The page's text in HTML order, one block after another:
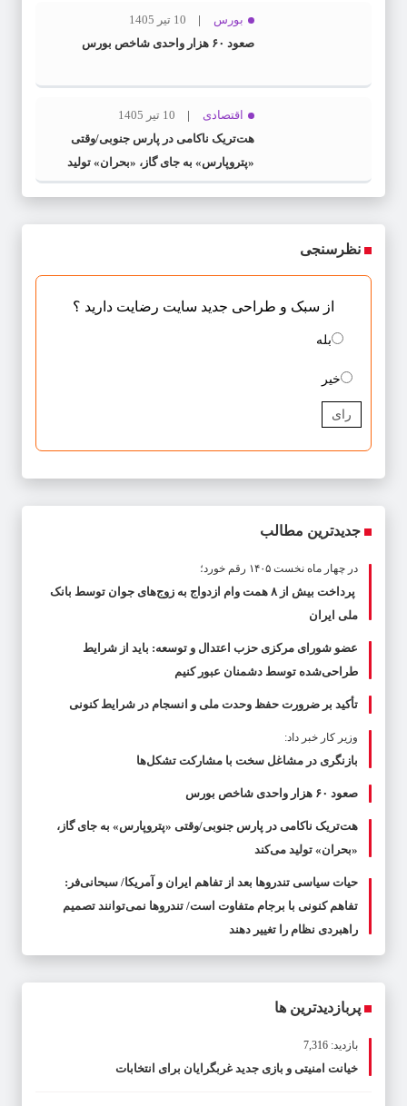
بورس
10 تیر 1405
صعود ۶۰ هزار واحدی شاخص بورس
اقتصادی
10 تیر 1405
هت‌تریک ناکامی در پارس جنوبی/وقتی
«پتروپارس» به جای گاز، «بحران» تولید
می‌کند
نظرسنجی
از سبک و طراحی جدید سایت رضایت دارید ؟
بله
خیر
رای
جدیدترین مطالب
در چهار ماه نخست ۱۴۰۵ رقم خورد؛
پرداخت بیش از ۸ همت وام ازدواج به زوج‌های جوان توسط بانک
ملی ایران
عضو شورای مرکزی حزب اعتدال و توسعه: باید از شرایط
طراحی‌شده توسط دشمنان عبور کنیم
تأکید بر ضرورت حفظ وحدت ملی و انسجام در شرایط کنونی
وزیر کار خبر داد:
بازنگری در مشاغل سخت با مشارکت تشکل‌ها
صعود ۶۰ هزار واحدی شاخص بورس
هت‌تریک ناکامی در پارس جنوبی/وقتی «پتروپارس» به جای گاز،
«بحران» تولید می‌کند
حیات سیاسی تندروها بعد از تفاهم ایران و آمریکا/ سبحانی‌فر:
تفاهم کنونی با برجام متفاوت است/ تندروها نمی‌توانند تصمیم
راهبردی نظام را تغییر دهند
پربازدیدترین ها
بازدید: 7,316
خیانت امنیتی و بازی جدید غربگرایان برای انتخابات